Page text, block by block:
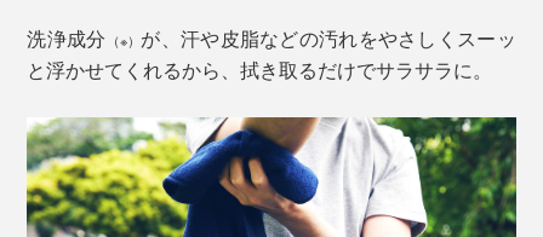
洗浄成分 （※） が、汗や皮脂などの汚れをやさしくスーッ
と浮かせてくれるから、拭き取るだけでサラサラに。